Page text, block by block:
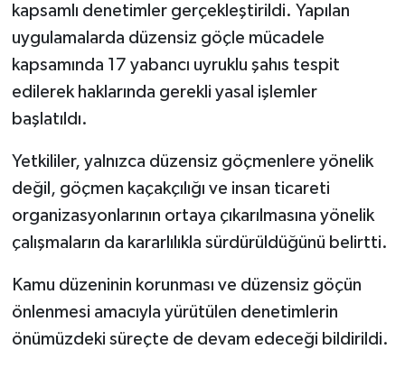
kapsamlı denetimler gerçekleştirildi. Yapılan
uygulamalarda düzensiz göçle mücadele
kapsamında 17 yabancı uyruklu şahıs tespit
edilerek haklarında gerekli yasal işlemler
başlatıldı.
Yetkililer, yalnızca düzensiz göçmenlere yönelik
değil, göçmen kaçakçılığı ve insan ticareti
organizasyonlarının ortaya çıkarılmasına yönelik
çalışmaların da kararlılıkla sürdürüldüğünü belirtti.
Kamu düzeninin korunması ve düzensiz göçün
önlenmesi amacıyla yürütülen denetimlerin
önümüzdeki süreçte de devam edeceği bildirildi.